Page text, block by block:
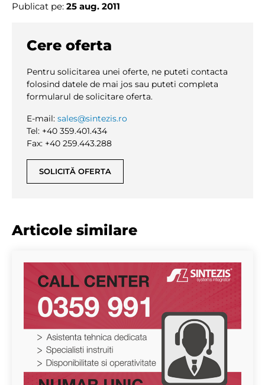
Publicat pe: 25 aug. 2011
Cere oferta
Pentru solicitarea unei oferte, ne puteti contacta
folosind datele de mai jos sau puteti completa
formularul de solicitare oferta.
E-mail: sales@sintezis.ro
Tel: +40 359.401.434
Fax: +40 259.443.288
SOLICITĂ OFERTA
Articole similare